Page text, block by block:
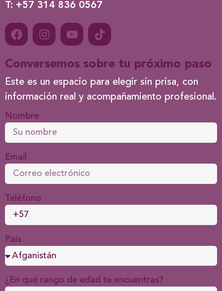
T: +57 314 836 0567
Conversemos sobre tu próximo paso
Este es un espacio para elegir sin prisa, con
información real y acompañamiento profesional.
Nombre
Email
Teléfono
País
¿En qué rango de edad te encuentras?